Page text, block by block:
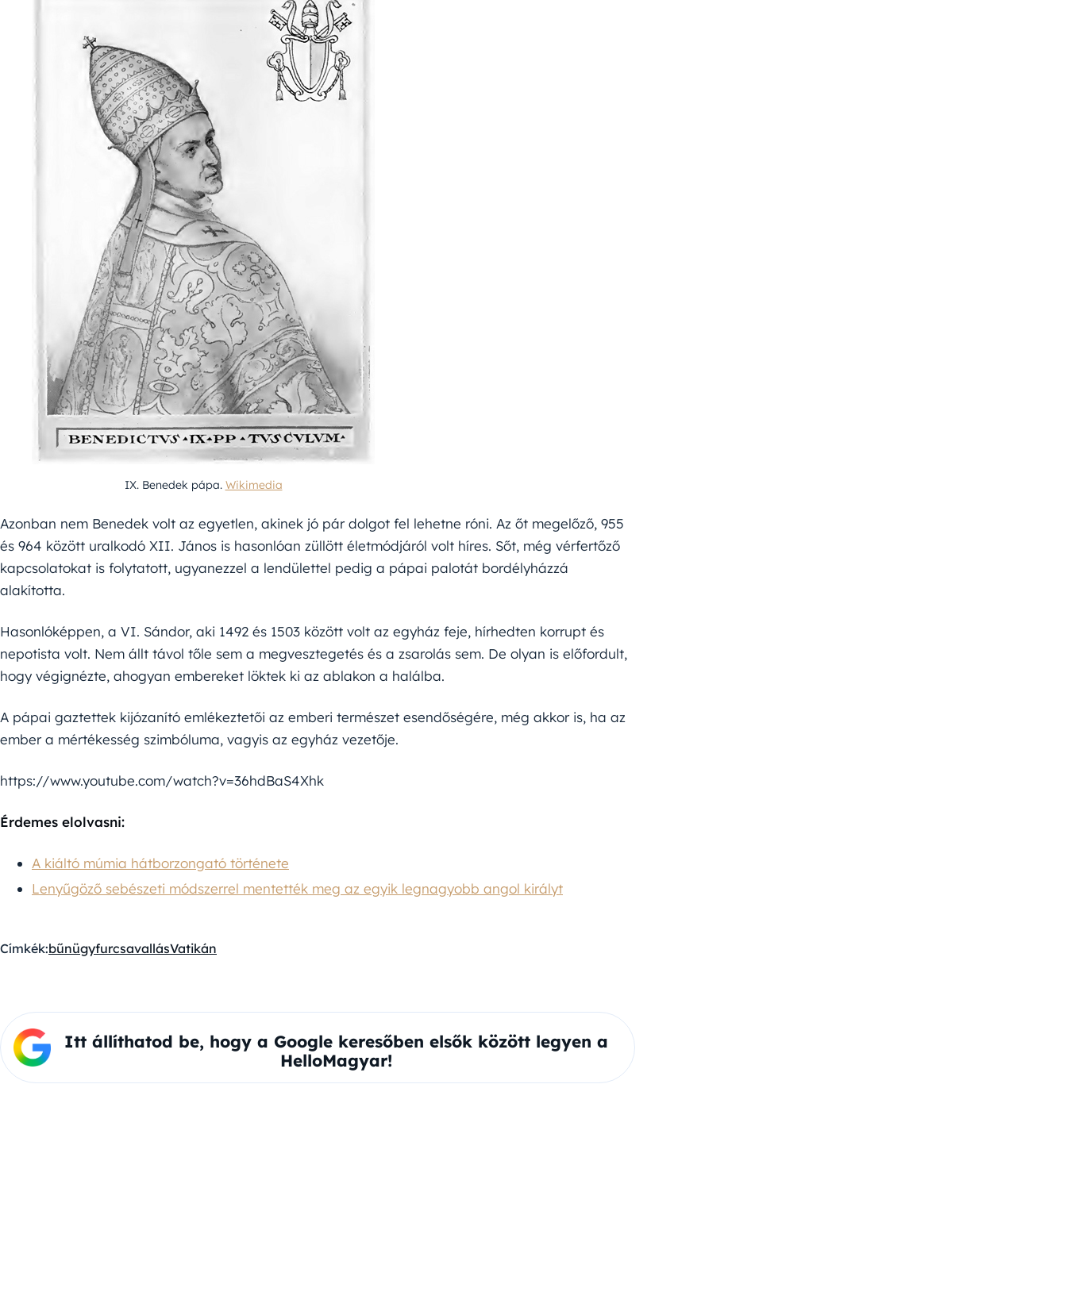
IX. Benedek pápa. Wikimedia
Azonban nem Benedek volt az egyetlen, akinek jó pár dolgot fel lehetne róni. Az őt megelőző, 955
és 964 között uralkodó XII. János is hasonlóan züllött életmódjáról volt híres. Sőt, még vérfertőző
kapcsolatokat is folytatott, ugyanezzel a lendülettel pedig a pápai palotát bordélyházzá
alakította.
Hasonlóképpen, a VI. Sándor, aki 1492 és 1503 között volt az egyház feje, hírhedten korrupt és
nepotista volt. Nem állt távol tőle sem a megvesztegetés és a zsarolás sem. De olyan is előfordult,
hogy végignézte, ahogyan embereket löktek ki az ablakon a halálba.
A pápai gaztettek kijózanító emlékeztetői az emberi természet esendőségére, még akkor is, ha az
ember a mértékesség szimbóluma, vagyis az egyház vezetője.
https://www.youtube.com/watch?v=36hdBaS4Xhk
Érdemes elolvasni:
A kiáltó múmia hátborzongató története
Lenyűgöző sebészeti módszerrel mentették meg az egyik legnagyobb angol királyt
Címkék:bűnügyfurcsavallásVatikán
Itt állíthatod be, hogy a Google keresőben elsők között legyen a
HelloMagyar!